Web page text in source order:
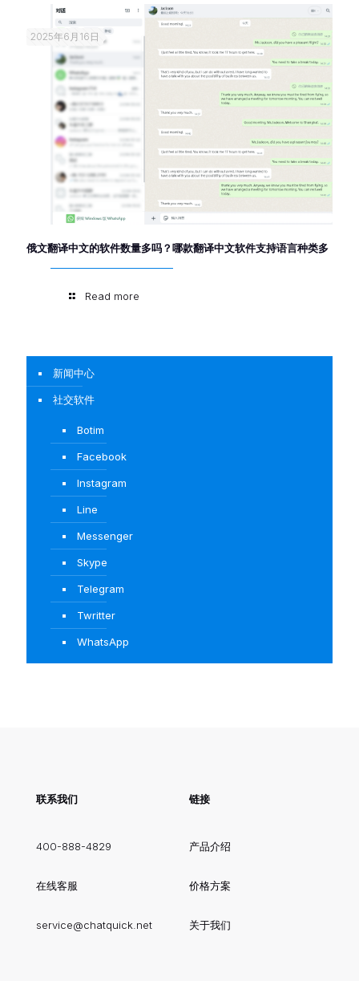
2025年6月16日
俄文翻译中文的软件数量多吗？哪款翻译中文软件支持语言种类多
Read more
新闻中心
社交软件
Botim
Facebook
Instagram
Line
Messenger
Skype
Telegram
Twritter
WhatsApp
联系我们
400-888-4829
在线客服
service@chatquick.net
链接
产品介绍
价格方案
关于我们